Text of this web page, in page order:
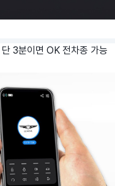
3분이면 OK 전차종 가능